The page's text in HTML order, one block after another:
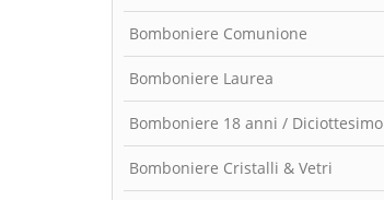
Bomboniere Comunione
Bomboniere Laurea
Bomboniere 18 anni / Diciottesimo
Bomboniere Cristalli & Vetri